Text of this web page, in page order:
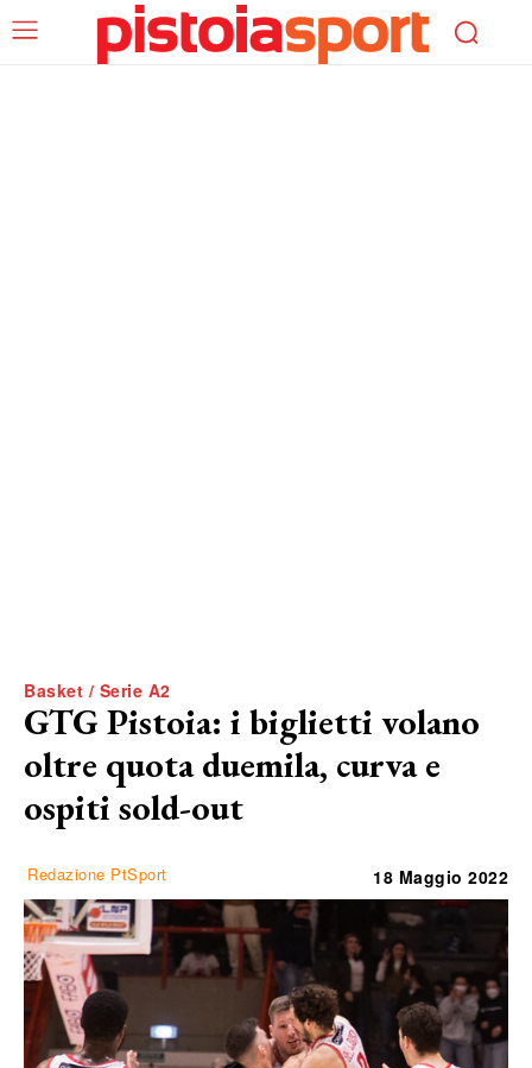
Basket / Serie A2
GTG Pistoia: i biglietti volano
oltre quota duemila, curva e
ospiti sold-out
Redazione PtSport 18 Maggio 2022